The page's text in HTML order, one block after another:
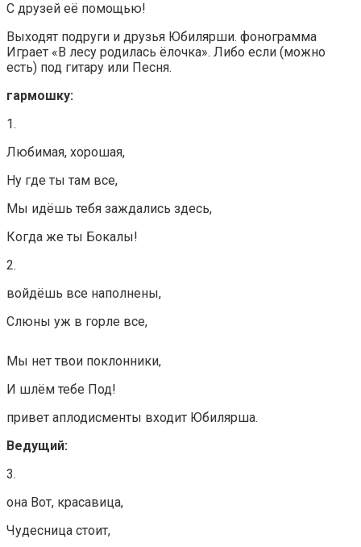
С друзей её помощью!
Выходят подруги и друзья Юбилярши. фонограмма
Играет «В лесу родилась ёлочка». Либо если (можно
есть) под гитару или Песня.
гармошку:
1.
Любимая, хорошая,
Ну где ты там все,
Мы идёшь тебя заждались здесь,
Когда же ты Бокалы!
2.
войдёшь все наполнены,
Слюны уж в горле все,
Мы нет твои поклонники,
И шлём тебе Под!
привет аплодисменты входит Юбилярша.
Ведущий:
3.
она Вот, красавица,
Чудесница стоит,